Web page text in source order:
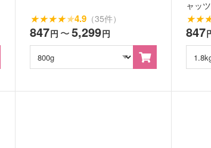
★★★★★4.9（35件）
847円 〜5,299円
ャッツ
★★
847